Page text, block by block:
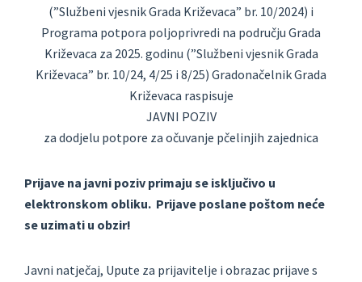
(”Službeni vjesnik Grada Križevaca” br. 10/2024) i
Programa potpora poljoprivredi na području Grada
Križevaca za 2025. godinu (”Službeni vjesnik Grada
Križevaca” br. 10/24, 4/25 i 8/25) Gradonačelnik Grada
Križevaca raspisuje
JAVNI POZIV
za dodjelu potpore za očuvanje pčelinjih zajednica
Prijave na javni poziv primaju se isključivo u
elektronskom obliku. Prijave poslane poštom neće
se uzimati u obzir!
Javni natječaj, Upute za prijavitelje i obrazac prijave s